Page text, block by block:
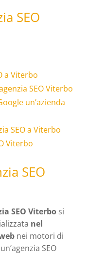
SEO
a Viterbo
SEO Viterbo
un’azienda
SEO a Viterbo
Viterbo
SEO
SEO Viterbosi
nel
nei motori di
SEO